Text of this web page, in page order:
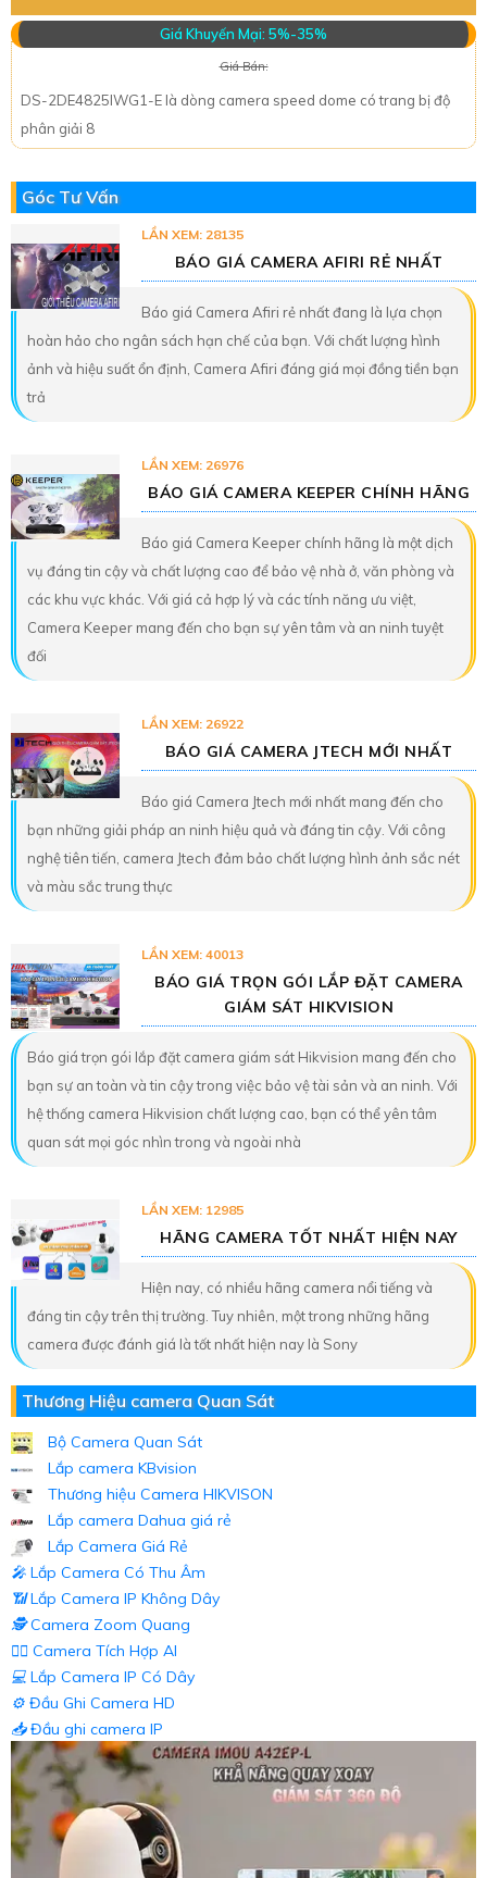
Giá Khuyến Mại: 5%-35%
Giá Bán:
DS-2DE4825IWG1-E là dòng camera speed dome có trang bị độ
phân giải 8
Góc Tư Vấn
LẦN XEM: 28135
BÁO GIÁ CAMERA AFIRI RẺ NHẤT
Báo giá Camera Afiri rẻ nhất đang là lựa chọn
hoàn hảo cho ngân sách hạn chế của bạn. Với chất lượng hình
ảnh và hiệu suất ổn định, Camera Afiri đáng giá mọi đồng tiền bạn
trả
LẦN XEM: 26976
BÁO GIÁ CAMERA KEEPER CHÍNH HÃNG
Báo giá Camera Keeper chính hãng là một dịch
vụ đáng tin cậy và chất lượng cao để bảo vệ nhà ở, văn phòng và
các khu vực khác. Với giá cả hợp lý và các tính năng ưu việt,
Camera Keeper mang đến cho bạn sự yên tâm và an ninh tuyệt
đối
LẦN XEM: 26922
BÁO GIÁ CAMERA JTECH MỚI NHẤT
Báo giá Camera Jtech mới nhất mang đến cho
bạn những giải pháp an ninh hiệu quả và đáng tin cậy. Với công
nghệ tiên tiến, camera Jtech đảm bảo chất lượng hình ảnh sắc nét
và màu sắc trung thực
LẦN XEM: 40013
BÁO GIÁ TRỌN GÓI LẮP ĐẶT CAMERA
GIÁM SÁT HIKVISION
Báo giá trọn gói lắp đặt camera giám sát Hikvision mang đến cho
bạn sự an toàn và tin cậy trong việc bảo vệ tài sản và an ninh. Với
hệ thống camera Hikvision chất lượng cao, bạn có thể yên tâm
quan sát mọi góc nhìn trong và ngoài nhà
LẦN XEM: 12985
HÃNG CAMERA TỐT NHẤT HIỆN NAY
Hiện nay, có nhiều hãng camera nổi tiếng và
đáng tin cậy trên thị trường. Tuy nhiên, một trong những hãng
camera được đánh giá là tốt nhất hiện nay là Sony
Thương Hiệu camera Quan Sát
Bộ Camera Quan Sát
Lắp camera KBvision
Thương hiệu Camera HIKVISON
Lắp camera Dahua giá rẻ
Lắp Camera Giá Rẻ
️🎤️ Lắp Camera Có Thu Âm
📶Lắp Camera IP Không Dây
🕵️Camera Zoom Quang
🧛‍♀️ Camera Tích Hợp AI
💻 Lắp Camera IP Có Dây
⚙️ Đầu Ghi Camera HD
📥Đầu ghi camera IP